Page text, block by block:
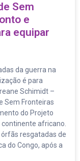
Sem
e
equipar
da guerra na
é para
Schimidt –
Sem Fronteiras
do Projeto
continente africano.
órfãs resgatadas de
do Congo, após a